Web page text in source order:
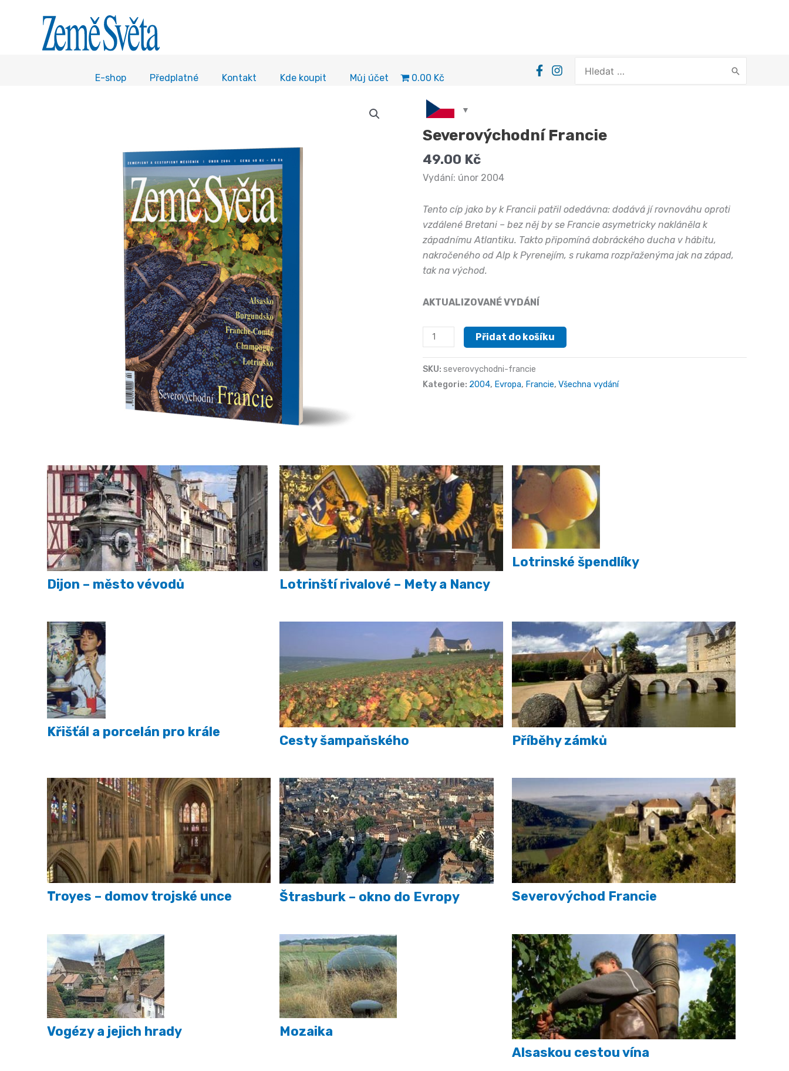
E-shop Předplatné Kontakt Kde koupit Můj účet 0.00 Kč
for:
Severovýchodní Francie
49.00 Kč
Vydání: únor 2004
Tento cíp jako by k Francii patřil odedávna: dodává jí rovnováhu oproti
vzdálené Bretani – bez něj by se Francie asymetricky nakláněla k
západnímu Atlantiku. Takto připomíná dobráckého ducha v hábitu,
nakročeného od Alp k Pyrenejím, s rukama rozpřaženýma jak na západ,
tak na východ.
AKTUALIZOVANÉ VYDÁNÍ
Severovýchodní
Francie
množství
Přidat do košíku
SKU: severovychodni-francie
Kategorie: 2004, Evropa, Francie, Všechna vydání
Dijon – město vévodů Lotrinští rivalové – Mety a Nancy
Lotrinské špendlíky
Křišťál a porcelán pro krále
Cesty šampaňského Příběhy zámků
Troyes – domov trojské unce Štrasburk – okno do Evropy Severovýchod Francie
Vogézy a jejich hrady
Mozaika
Alsaskou cestou vína